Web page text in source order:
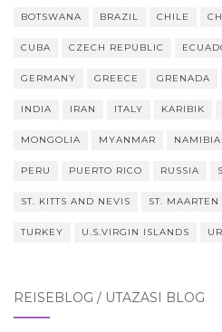
BOTSWANA BRAZIL CHILE
CUBA CZECH REPUBLIC
GERMANY GREECE GRENADA
INDIA IRAN ITALY KARIBIK
MONGOLIA MYANMAR NAMIBIA
PERU PUERTO RICO RUSSIA
ST. KITTS AND NEVIS ST. MAARTEN
TURKEY U.S.VIRGIN ISLANDS
REISEBLOG / UTAZÁSI BLOG